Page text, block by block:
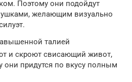
Поэтому они подойдут
желающим визуально
талией
и скроют свисающий живот,
они придутся по вкусу полным